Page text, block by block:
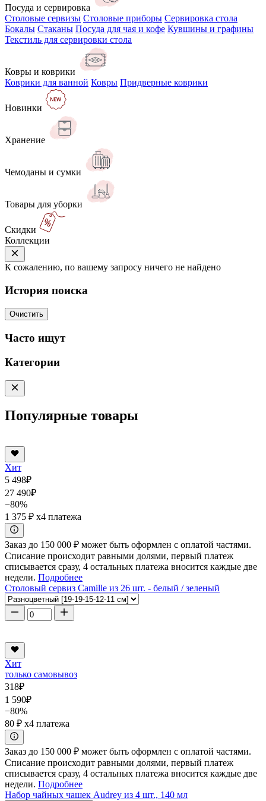
Посуда и сервировка
Столовые сервизы Столовые приборы Сервировка стола
Бокалы Стаканы Посуда для чая и кофе Кувшины и графины
Текстиль для сервировки стола
Ковры и коврики
Коврики для ванной Ковры Придверные коврики
Новинки
Хранение
Чемоданы и сумки
Товары для уборки
Скидки
Коллекции
К сожалению, по вашему запросу ничего не найдено
История поиска
Очистить
Часто ищут
Категории
Популярные товары
Хит
5 498₽
27 490₽
−80%
1 375 ₽ x4 платежа
Заказ до 150 000 ₽ может быть оформлен с оплатой частями.
Списание происходит равными долями, первый платеж
списывается сразу, 4 остальных платежа вносится каждые две
недели. Подробнее
Столовый сервиз Camille из 26 шт. - белый / зеленый
Хит
только самовывоз
318₽
1 590₽
−80%
80 ₽ x4 платежа
Заказ до 150 000 ₽ может быть оформлен с оплатой частями.
Списание происходит равными долями, первый платеж
списывается сразу, 4 остальных платежа вносится каждые две
недели. Подробнее
Набор чайных чашек Audrey из 4 шт., 140 мл